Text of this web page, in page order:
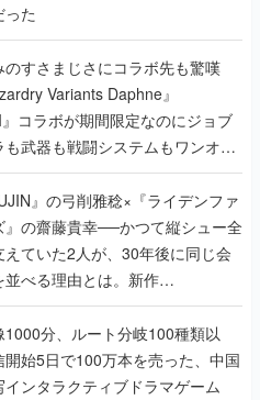
った
のすさまじさにコラボ先も驚嘆
Variants Daphne』
コラボが期間限定なのにジョブ
も武器も戦闘システムもワンオフ
まれた理由を両ディレクターに聞
』の弓削雅稔×『ライデンファ
』の齋藤貴幸──かつて縦シュー全
えていた2人が、30年後に同じ会
並べる理由とは。新作
EXTREME』で初タッグを組
ェンド2人に訊く開発秘話
1000分、ルート分岐100種類以
開始5日で100万本を売った、中国
インタラクティブドラマゲーム